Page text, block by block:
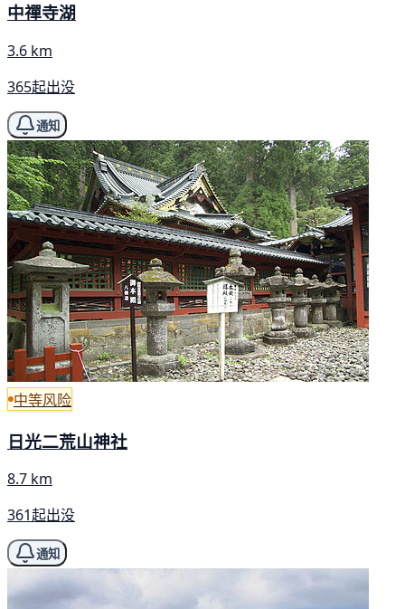
中禪寺湖
3.6 km
365起出没
通知
中等风险
日光二荒山神社
8.7 km
361起出没
通知